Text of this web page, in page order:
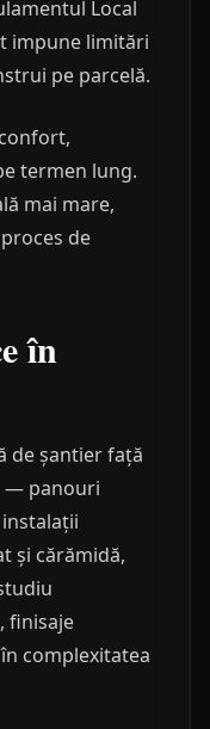
Local
impune limitări
pe parcelă.
termen lung.
mai mare,
de
în
de șantier față
— panouri
și cărămidă,
finisaje
complexitatea